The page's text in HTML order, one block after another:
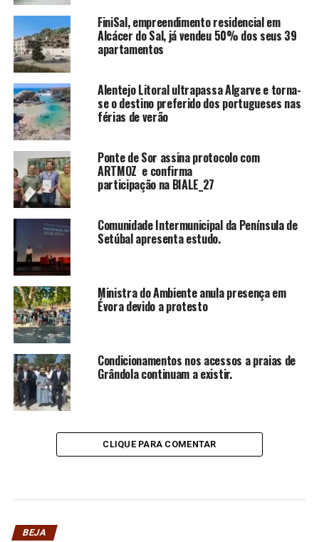
FiniSal, empreendimento residencial em
Alcácer do Sal, já vendeu 50% dos seus 39
apartamentos
Alentejo Litoral ultrapassa Algarve e torna-
se o destino preferido dos portugueses nas
férias de verão
Ponte de Sor assina protocolo com
ARTMOZ e confirma
participação na BIALE_27
Comunidade Intermunicipal da Península de
Setúbal apresenta estudo.
Ministra do Ambiente anula presença em
Évora devido a protesto
Condicionamentos nos acessos a praias de
Grândola continuam a existir.
CLIQUE PARA COMENTAR
BEJA